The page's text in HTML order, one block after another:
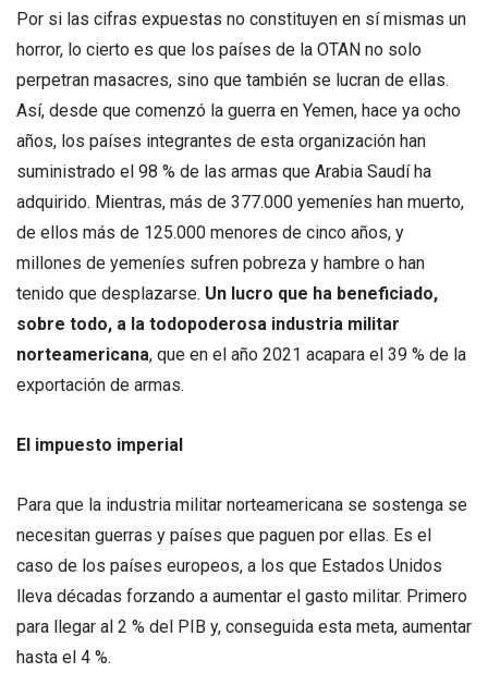
Por si las cifras expuestas no constituyen en sí mismas un
horror, lo cierto es que los países de la OTAN no solo
perpetran masacres, sino que también se lucran de ellas.
Así, desde que comenzó la guerra en Yemen, hace ya ocho
años, los países integrantes de esta organización han
suministrado el 98 % de las armas que Arabia Saudí ha
adquirido. Mientras, más de 377.000 yemeníes han muerto,
de ellos más de 125.000 menores de cinco años, y
millones de yemeníes sufren pobreza y hambre o han
tenido que desplazarse. Un lucro que ha beneficiado,
sobre todo, a la todopoderosa industria militar
norteamericana, que en el año 2021 acapara el 39 % de la
exportación de armas.
El impuesto imperial
Para que la industria militar norteamericana se sostenga se
necesitan guerras y países que paguen por ellas. Es el
caso de los países europeos, a los que Estados Unidos
lleva décadas forzando a aumentar el gasto militar. Primero
para llegar al 2 % del PIB y, conseguida esta meta, aumentar
hasta el 4 %.